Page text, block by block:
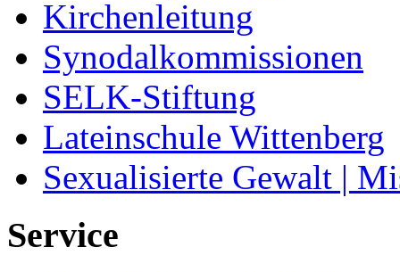
Kirchenleitung
Synodalkommissionen
SELK-Stiftung
Lateinschule Wittenberg
Sexualisierte Gewalt |
Service